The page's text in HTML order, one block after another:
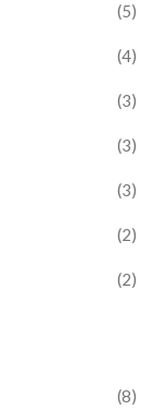
(5)
(4)
(3)
(3)
(3)
(2)
(2)
(8)